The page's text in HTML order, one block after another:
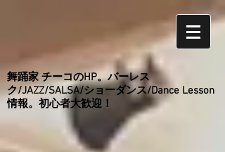
舞踊家 チーコのHP。バーレス
ク/JAZZ/SALSA/ショーダンス/Dance Lesson
情報。初心者大歓迎！